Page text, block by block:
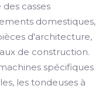
casses
domestiques,
d'architecture,
de construction.
spécifiques
les tondeuses à